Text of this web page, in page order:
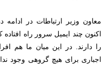
معاون وزیر ارتباطات در ادامه
اکنون چند ایمیل سرور راه
را دارند. در این میان ما هم
اجباری برای هیچ گروهی وجود